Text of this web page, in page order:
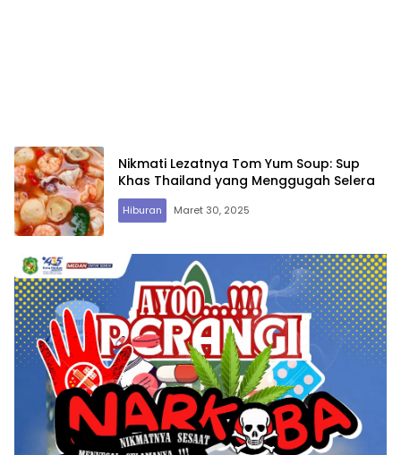
Nikmati Lezatnya Tom Yum Soup: Sup
Khas Thailand yang Menggugah Selera
Hiburan Maret 30, 2025